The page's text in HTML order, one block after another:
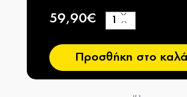
59,90€
−
+
Προσθήκη στο